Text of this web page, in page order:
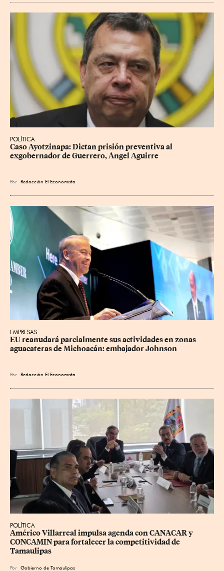
POLÍTICA
Caso Ayotzinapa: Dictan prisión preventiva al
exgobernador de Guerrero, Ángel Aguirre
Por Redacción El Economista
EMPRESAS
EU reanudará parcialmente sus actividades en zonas
aguacateras de Michoacán: embajador Johnson
Por Redacción El Economista
POLÍTICA
Américo Villarreal impulsa agenda con CANACAR y
CONCAMIN para fortalecer la competitividad de
Tamaulipas
Por Gobierno de Tamaulipas